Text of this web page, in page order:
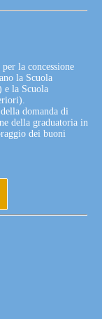
la concessione
la Scuola
e la Scuola
domanda di
della graduatoria in
dei buoni